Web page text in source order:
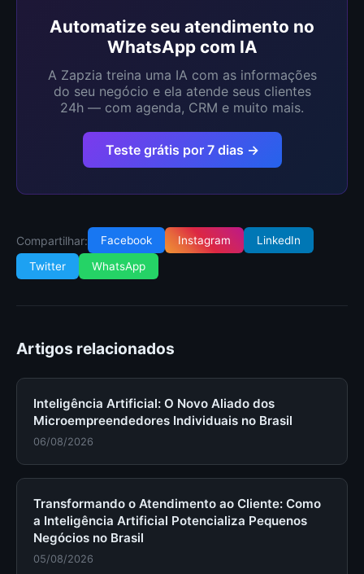
Automatize seu atendimento no
WhatsApp com IA
A Zapzia treina uma IA com as informações
do seu negócio e ela atende seus clientes
24h — com agenda, CRM e muito mais.
Teste grátis por 7 dias →
Compartilhar: Facebook Instagram
LinkedIn
Twitter
WhatsApp
Artigos relacionados
Inteligência Artificial: O Novo Aliado dos
Microempreendedores Individuais no Brasil
06/08/2026
Transformando o Atendimento ao Cliente: Como
a Inteligência Artificial Potencializa Pequenos
Negócios no Brasil
05/08/2026